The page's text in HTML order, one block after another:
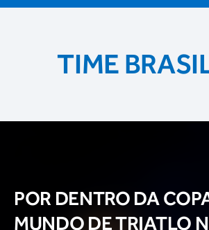
TIME
POR DENTRO DA
MUNDO DE TRIATLO